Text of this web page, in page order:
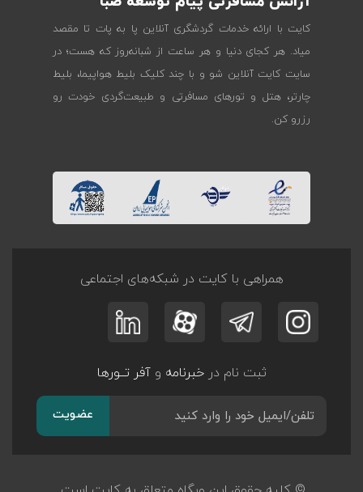
کایت با ارائه خدمات گردشگری آنلاین پا به پات تا مقصد
میاد. هر کجای دنیا و هر ساعت از شبانه‌روز که هست؛ در
سایت کایت آنلاین شو و با چند کلیک بلیط هواپیما، بلیط
چارتر، هتل و تورهای مسافرتی و طبیعت‌گردی خودت رو
رزرو کن.
همراهی با کایت در شبکه‌های اجتماعی
ثبت نام درخبرنامه وآفر تــورها
عضویت